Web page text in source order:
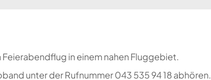
Feierabendflug in einem nahen Fluggebiet.
unter der Rufnummer 043 535 94 18 abhören.